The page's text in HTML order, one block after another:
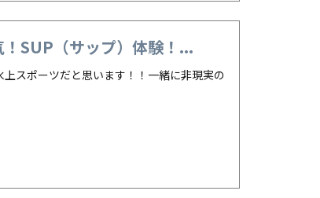
！SUP（サップ）体験！...
スポーツだと思います！！一緒に非現実の